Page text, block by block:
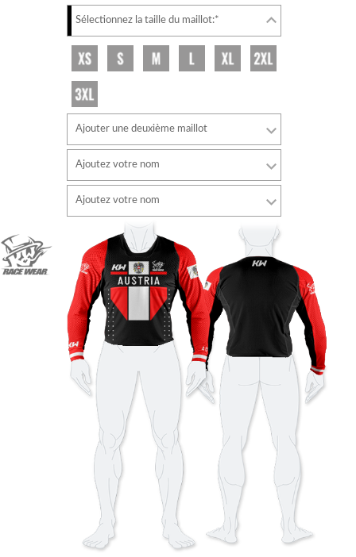
Sélectionnez la taille du maillot:*
Ajouter une deuxième maillot
Ajoutez votre nom
Couleur de la police
Couleur du contour
Sans contour
AJOUTER
Ajoutez votre nom
style
Couleur de la police
Couleur du contour
AJOUTER